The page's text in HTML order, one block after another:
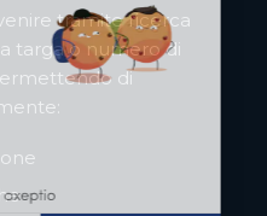
tramite ricerca
targa o numero di
di